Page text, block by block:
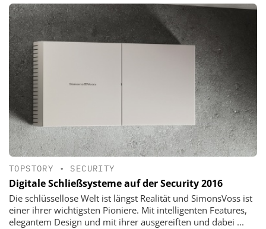
TOPSTORY • SECURITY
Digitale Schließsysteme auf der Security 2016
Die schlüssellose Welt ist längst Realität und SimonsVoss ist
einer ihrer wichtigsten Pioniere. Mit intelligenten Features,
elegantem Design und mit ihrer ausgereiften und dabei ...